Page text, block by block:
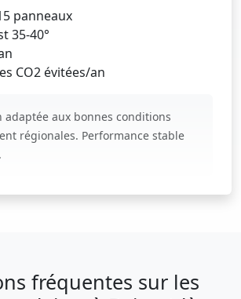
panneaux
35-40°
CO2 évitées/an
adaptée aux bonnes conditions
régionales. Performance stable
fréquentes sur les